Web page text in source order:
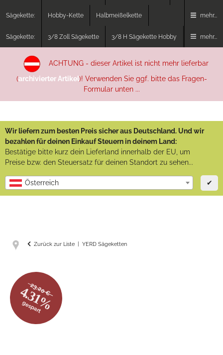
Sägekette: Hobby-Kette Halbmeißelkette mehr...
Sägekette: 3/8 Zoll Sägekette 3/8 H Sägekette Hobby mehr...
ACHTUNG - dieser Artikel ist nicht mehr lieferbar
(archivierter Artikel)! Verwenden Sie ggf. bitte das Fragen-
Formular unten ...
Wir liefern zum besten Preis sicher aus Deutschland. Und wir
bezahlen für deinen Einkauf Steuern in deinem Land:
Bestätige bitte kurz dein Lieferland innerhalb der EU, um
Preise bzw. den Steuersatz für deinen Standort zu sehen...
Österreich ✔
Zurück zur Liste YERD Sägeketten
23.20 €
4.31%
gespart